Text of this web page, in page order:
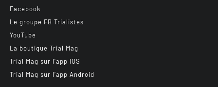
Facebook
Le groupe FB Trialistes
YouTube
La boutique Trial Mag
Trial Mag sur l’app IOS
Trial Mag sur l’app Android